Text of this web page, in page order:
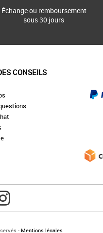
Échange ou remboursement
sous 30 jours
CONSEILS
- Mentions légales